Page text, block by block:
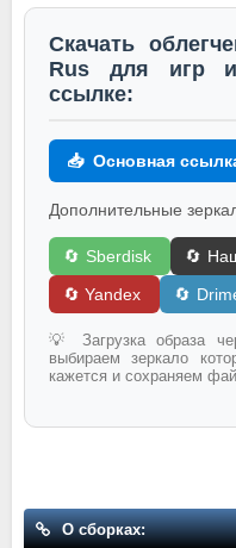
Скачать
Rus для игр
ссылке:
📥 Основная
Дополнительные
🔄 Sberdisk 🔄
🔄 Yandex
🔄
💡 Загрузка образа
выбираем зеркало
кажется и сохраняем
О сборках: